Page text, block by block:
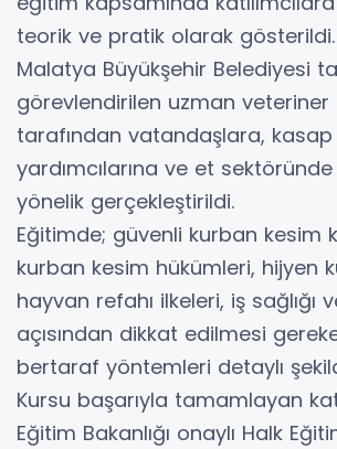
teorik ve pratik olarak gösterildi.
Malatya Büyükşehir Belediyesi
görevlendirilen uzman veteriner
tarafından vatandaşlara, kasap
yardımcılarına ve et
yönelik gerçekleştirildi.
Eğitimde; güvenli kurban kesim
kurban kesim hükümleri, hijyen
hayvan refahı ilkeleri, iş sağlığı
açısından dikkat edilmesi
bertaraf yöntemleri detaylı
Kursu başarıyla tamamlayan
Eğitim Bakanlığı onaylı Halk